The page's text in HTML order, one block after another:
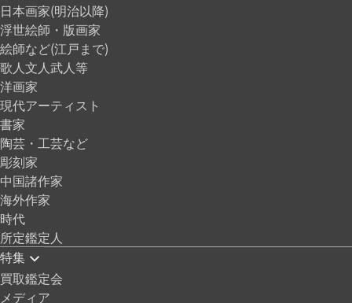
日本画家(明治以降)
浮世絵師・版画家
絵師など(江戸まで)
歌人文人武人等
洋画家
現代アーティスト
書家
陶芸・工芸など
彫刻家
中国諸作家
海外作家
時代
所定鑑定人
特集
買取鑑定会
メディア